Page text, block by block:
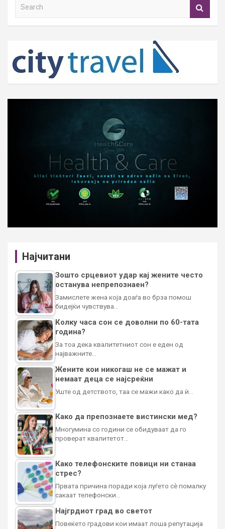
h
Најчитани
Зошто срцевиот удар кај жените често
останува непрепознаен?
Замислете жена која доаѓа во брза помош
бидејќи чувствува…
Колку часа сон се доволни по 60-тата
година?
За тоа дека квалитетниот сон е еден од
најважните…
Жените кои никогаш не се мажат и
немаат деца се најсреќни
Уште од детството, таа се мажи како да ѝ…
Како да препознаете вистински мед?
Многумина со години се обидуваат да го
проверат квалитетот…
Како телефонските повици ни станаа
стрес?
Првата причина поради која луѓето сè помалку
сакаат телефонски…
Најгрдиот град во светот
Повеќето градови кои имаат лоша репутација